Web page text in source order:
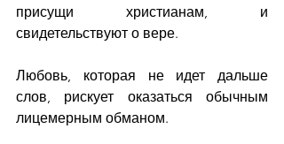
присущи христианам, и
свидетельствуют о вере.
Любовь, которая не идет дальше
слов, рискует оказаться обычным
лицемерным обманом.